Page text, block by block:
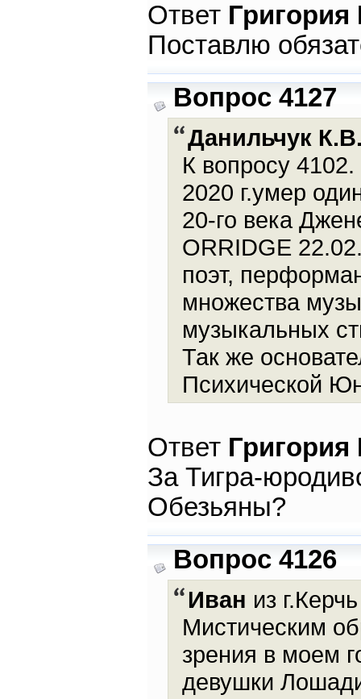
Ответ
Поставлю
Вопрос 4127
Данильчук
К вопросу
2020 г.умер
20-го века
ORRIDGE
поэт,
множества
музыкальных
Так же
Психической
Ответ
За Тигра-
Обезьяны?
Вопрос 4126
Иван из
Мистическим
зрения в моем
девушки